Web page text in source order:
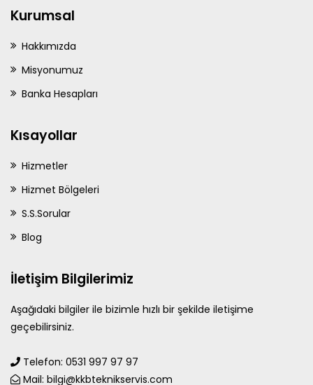
Kurumsal
Hakkımızda
Misyonumuz
Banka Hesapları
Kısayollar
Hizmetler
Hizmet Bölgeleri
S.S.Sorular
Blog
İletişim Bilgilerimiz
Aşağıdaki bilgiler ile bizimle hızlı bir şekilde iletişime
geçebilirsiniz.
Telefon: 0531 997 97 97
Mail: bilgi@kkbteknikservis.com